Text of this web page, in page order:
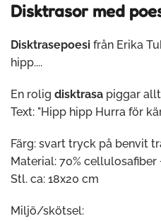
Disktrasor med
Disktrasepoesi från Erika
hipp....
En rolig disktrasa piggar
Text: "Hipp hipp Hurra för
Färg: svart tryck på benvit
Material: 70% cellulosafiber
Stl. ca: 18x20 cm
Miljö/skötsel: